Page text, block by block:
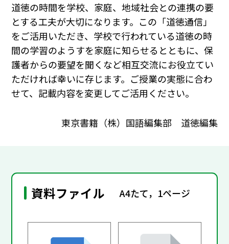
道徳の時間を学校、家庭、地域社会との連携の要
とする工夫が大切になります。この「道徳通信」
をご活用いただき、学校で行われている道徳の時
間の学習のようすを家庭に知らせるとともに、保
護者からの要望を聞くなど相互交流にお役立てい
ただければ幸いに存じます。ご授業の実態に合わ
せて、記載内容を変更してご活用ください。
東京書籍（株）国語編集部 道徳編集
資料ファイル A4たて，1ページ